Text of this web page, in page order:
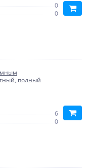
0
0
полный
6
0